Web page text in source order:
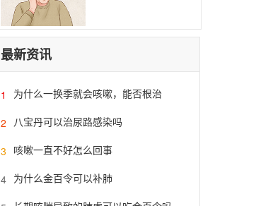
最新资讯
1 为什么一换季就会咳嗽，能否根治
2 八宝丹可以治尿路感染吗
3 咳嗽一直不好怎么回事
4 为什么金百令可以补肺